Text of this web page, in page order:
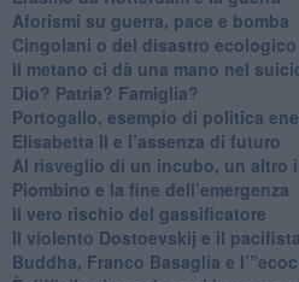
​Aforismi su guerra, pace e bomba
Cingolani o del disastro ecologico
​Il metano ci dà una mano nel
​Dio? Patria? Famiglia?
Portogallo, esempio di politica
​Elisabetta II e l’assenza di futuro
Al risveglio di un incubo, un altro
​Piombino e la fine dell’emergenza
​Il vero rischio del gassificatore
​Il violento Dostoevskij e il
​Buddha, Franco Basaglia e